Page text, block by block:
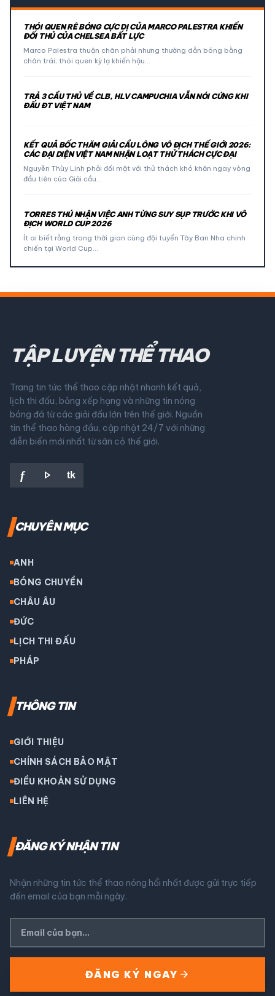
THÓI QUEN RÊ BÓNG CỰC DỊ CỦA MARCO PALESTRA KHIẾN
ĐỐI THỦ CỦA CHELSEA BẤT LỰC
Marco Palestra thuận chân phải nhưng thường dẫn bóng bằng
chân trái, thói quen kỳ lạ khiến hậu…
TRẢ 3 CẦU THỦ VỀ CLB, HLV CAMPUCHIA VẪN NÓI CỨNG KHI
ĐẤU ĐT VIỆT NAM
KẾT QUẢ BỐC THĂM GIẢI CẦU LÔNG VÔ ĐỊCH THẾ GIỚI 2026:
CÁC ĐẠI DIỆN VIỆT NAM NHẬN LOẠT THỬ THÁCH CỰC ĐẠI
Nguyễn Thùy Linh phải đối mặt với thử thách khó khăn ngay vòng
đầu tiên của Giải cầu…
TORRES THÚ NHẬN VIỆC ANH TỪNG SUY SỤP TRƯỚC KHI VÔ
ĐỊCH WORLD CUP 2026
Ít ai biết rằng trong thời gian cùng đội tuyển Tây Ban Nha chinh
chiến tại World Cup…
TẬP LUYỆN THỂ THAO
Trang tin tức thể thao cập nhật nhanh kết quả,
lịch thi đấu, bảng xếp hạng và những tin nóng
bóng đá từ các giải đấu lớn trên thế giới. Nguồn
tin thể thao hàng đầu, cập nhật 24/7 với những
diễn biến mới nhất từ sân cỏ thế giới.
f play_arrow tk
CHUYÊN MỤC
ANH
BÓNG CHUYỀN
CHÂU ÂU
ĐỨC
LỊCH THI ĐẤU
PHÁP
THÔNG TIN
GIỚI THIỆU
CHÍNH SÁCH BẢO MẬT
ĐIỀU KHOẢN SỬ DỤNG
LIÊN HỆ
ĐĂNG KÝ NHẬN TIN
Nhận những tin tức thể thao nóng hổi nhất được gửi trực tiếp
đến email của bạn mỗi ngày.
ĐĂNG KÝ NGAY arrow_forward